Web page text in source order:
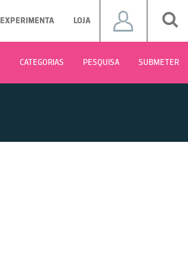
EXPERIMENTA LOJA
CATEGORIAS PESQUISA SUBMETER